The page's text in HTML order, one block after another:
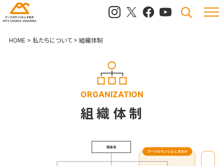
メニュ
検索
HOME > 私たちについて> 組織体制
ORGANIZATION
組織体制